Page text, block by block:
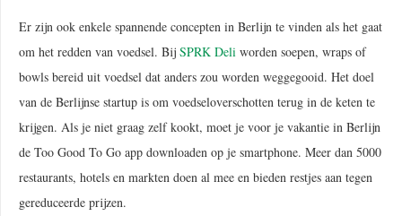
Er zijn ook enkele spannende concepten in Berlijn te vinden als het gaat
om het redden van voedsel. Bij SPRK Deli worden soepen, wraps of
bowls bereid uit voedsel dat anders zou worden weggegooid. Het doel
van de Berlijnse startup is om voedseloverschotten terug in de keten te
krijgen. Als je niet graag zelf kookt, moet je voor je vakantie in Berlijn
de Too Good To Go app downloaden op je smartphone. Meer dan 5000
restaurants, hotels en markten doen al mee en bieden restjes aan tegen
gereduceerde prijzen.